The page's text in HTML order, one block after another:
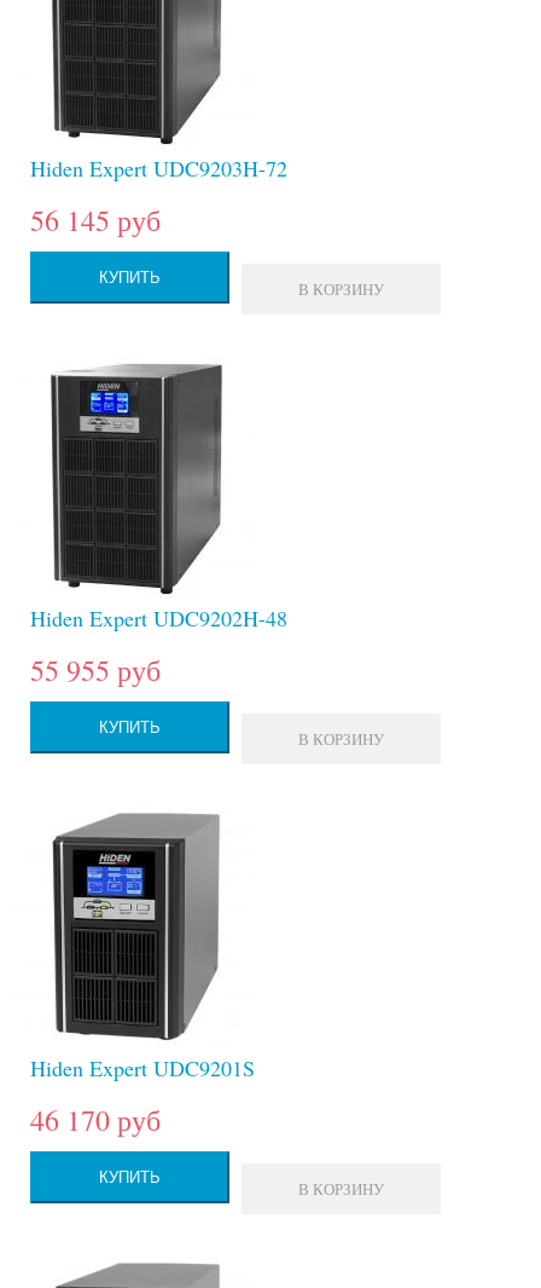
Hiden Expert UDC9203H-72
56 145 руб
КУПИТЬ
В КОРЗИНУ
Hiden Expert UDC9202H-48
55 955 руб
КУПИТЬ
В КОРЗИНУ
Hiden Expert UDC9201S
46 170 руб
КУПИТЬ
В КОРЗИНУ